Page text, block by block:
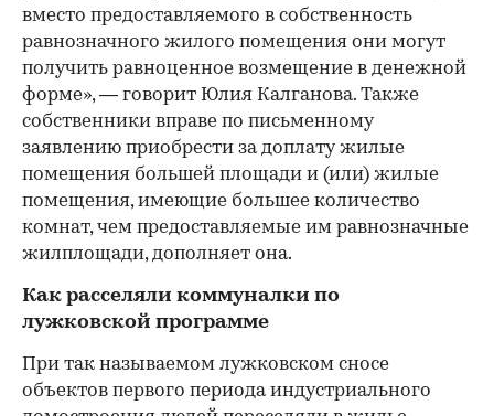
вместо предоставляемого в собственность
равнозначного жилого помещения они могут
получить равноценное возмещение в денежной
форме», — говорит Юлия Калганова. Также
собственники вправе по письменному
заявлению приобрести за доплату жилые
помещения большей площади и (или) жилые
помещения, имеющие большее количество
комнат, чем предоставляемые им равнозначные
жилплощади, дополняет она.
Как расселяли коммуналки по
лужковской программе
При так называемом лужковском сносе
объектов первого периода индустриального